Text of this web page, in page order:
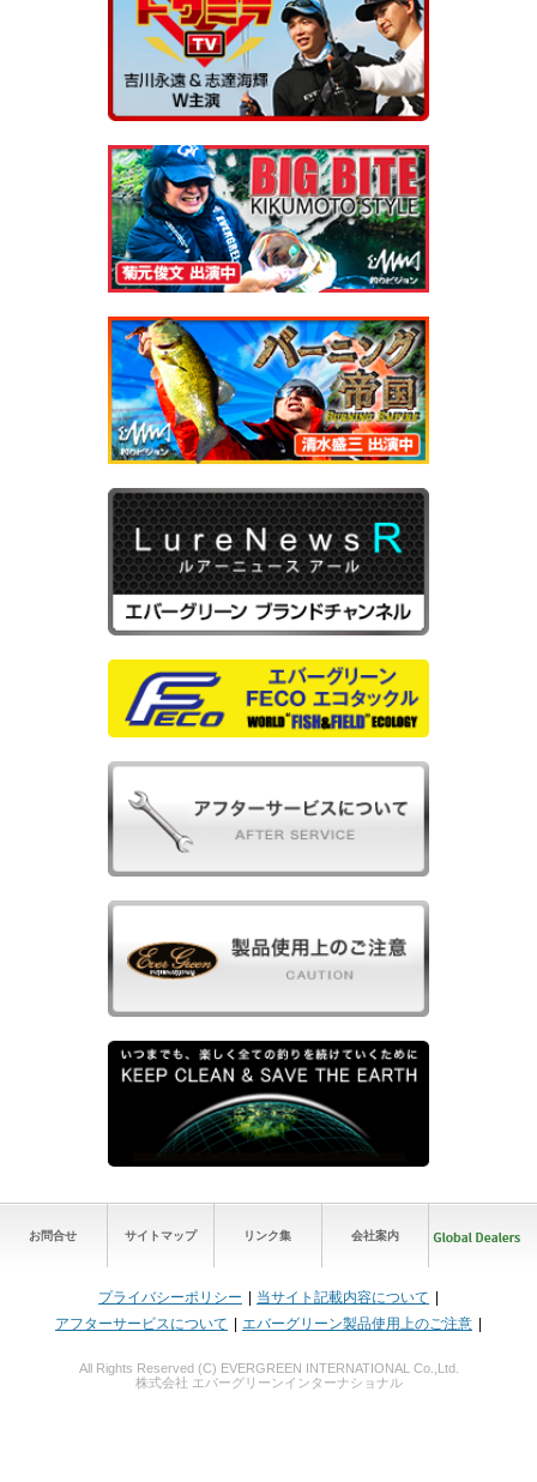
お問合せ サイトマップ リンク集 会社案内
プライバシーポリシー
当サイト記載内容について
アフターサービスについて
エバーグリーン製品使用上のご注意
All Rights Reserved (C) EVERGREEN INTERNATIONAL Co.,Ltd.
株式会社 エバーグリーンインターナショナル